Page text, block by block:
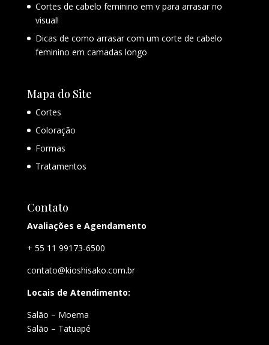
Cortes de cabelo feminino em v para arrasar no
visual!
Dicas de como arrasar com um corte de cabelo
feminino em camadas longo
Mapa do Site
Cortes
Coloração
Formas
Tratamentos
Contato
Avaliações e Agendamento
+ 55 11 99173-6500
contato@kioshisako.com.br
Locais de Atendimento:
Salão – Moema
Salão – Tatuapé